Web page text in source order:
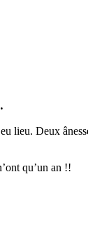
lieu. Deux
qu’un an !!